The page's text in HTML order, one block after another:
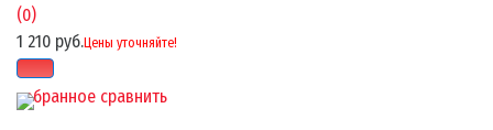
избранное сравнить
(0)
1 210 руб.Цены уточняйте!